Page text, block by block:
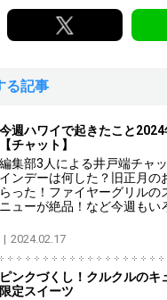
る記事
今週ハワイで起きたこと
【チャット】
編集部3人による井戸端チャ
インデーは何した？旧正月の
らった！ファイヤーグリルの
ニューが絶品！など今週もい
2024.02.17
ピンクづくし！クルクルのキ
限定スイーツ